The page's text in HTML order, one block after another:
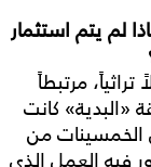
لم يتم استثمار
مرتبطاً
«البدية» كانت
الخمسينات من
فيه العمل الذي